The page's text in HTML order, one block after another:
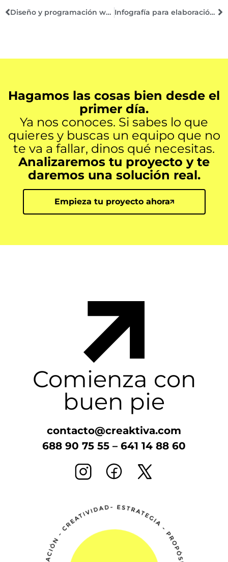
Diseño y programación web EVESA Infografía para elaboración de caldos Arroz SOS
Hagamos las cosas bien desde el
primer día.
Ya nos conoces. Si sabes lo que
quieres y buscas un equipo que no
te va a fallar, dinos qué necesitas.
Analizaremos tu proyecto y te
daremos una solución real.
Empieza tu proyecto ahora
Comienza con
buen pie
contacto@creaktiva.com
688 90 75 55 – 641 14 88 60